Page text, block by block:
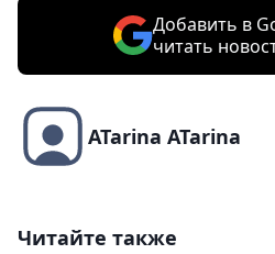
Добавить в
читать
ATarina ATarina
Читайте также